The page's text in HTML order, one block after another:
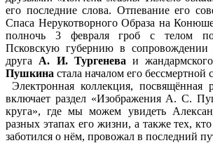
его последние слова. Отпевание его
Спаса Нерукотворного Образа на
полночь 3 февраля гроб с телом
Псковскую губернию в сопровождении
друга А. И. Тургенева и
Пушкина стала началом его бессмертной
Электронная коллекция, посвящённая
включает раздел «Изображения А. С.
круга», где мы можем увидеть
разных этапах его жизни, а также тех,
заботился о нём, провожал в последний